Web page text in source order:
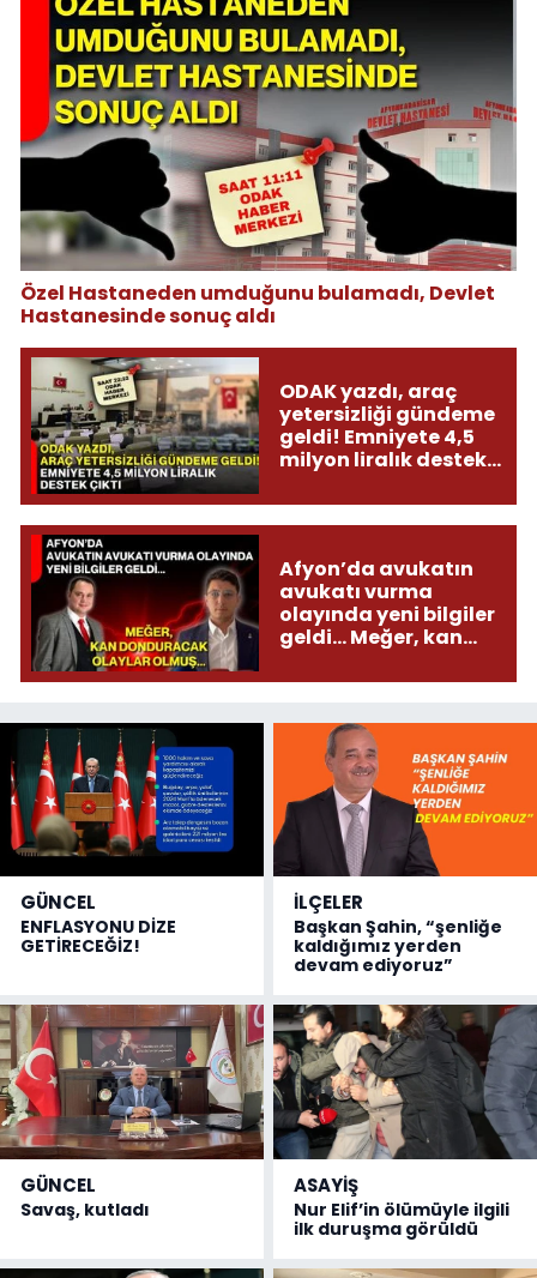
Özel Hastaneden umduğunu bulamadı, Devlet
Hastanesinde sonuç aldı
ODAK yazdı, araç
yetersizliği gündeme
geldi! Emniyete 4,5
milyon liralık destek
Afyon’da avukatın
avukatı vurma
olayında yeni bilgiler
geldi... Meğer, kan
olmuş...
GÜNCEL
ENFLASYONU DİZE
GETİRECEĞİZ!
İLÇELER
Başkan Şahin, “şenliğe
kaldığımız yerden
devam ediyoruz”
GÜNCEL
Savaş, kutladı
ASAYİŞ
Nur Elif’in ölümüyle ilgili
ilk duruşma görüldü